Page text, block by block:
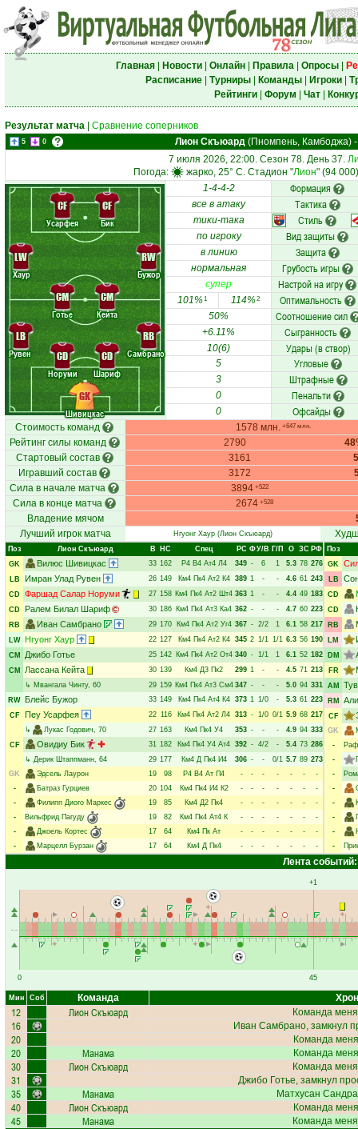
Главная| Новости| Онлайн| Правила| Опросы|
Расписание| Турниры| Команды| Игроки|
Рейтинги| Форум Чат|
Результат матча Сравнение соперников
5 0 Лион Скъюард (Пномпень, Камбоджа)
7 июля 2026, 22:00. Сезон 78. День 37.
Погода:
жарко, 25° C. Стадион "Лион" (94
Шивицкас
Рувен
Норуми
Шариф
Самбрано
Хаур
Готье Кейта
Бужор
Усарфея Бик
GK
LB
CD
CD
RB
LW
CM CM
RW
CF CF
1-4-4-2 Формация
все в атаку Тактика
тики-така Стиль
по игроку Вид защиты
в линию Защита
нормальная Грубость игры
супер Настрой на игру
101%1 114%2 Оптимальность
50% Соотношение сил
+6.11% Сыгранность
10(6) Удары (в створ)
5 Угловые
3 Штрафные
0 Пенальти
0 Офсайды
Стоимость команд 1578 млн. +647 млн.
Рейтинг силы команд 2790
Стартовый состав
3161
Игравший состав
3172
Сила в начале матча
3894 +522
Сила в конце матча 2674 +528
Владение мячом
Лучший игрок матча
Нгуонг Хаур (Лион Скъюард)
Поз Лион Скъюард В НC Спец РC ФУ/В Г/П О ЗС РФ
GK
Вилюс Шивицкас 33 162 Р4 В4 Ат4 Л4 349 - 6 1 5.3 78 276
LB
Имран Улад Рувен 26 149 Км4 Пк4 Ат2 К4 389 1 - - 4.6 61 243
CD Фаршад Салар Норуми 27 158 Км4 Пк4 Ат2 Шт4 363 1 - - 4.4 49 183
CD
Ралем Билал Шариф 30 186 Км4 Пк4 Ат3 Ка4 362 - - - 4.7 60 223
RB
Иван Самбрано 29 170 Км4 Пк4 Ат2 Уг4 367 - 2/2 1 6.1 58 217
LW Нгуонг Хаур 22 127 Км4 Пк4 Ат2 К4 345 2 1/1 1/1 6.3 56 190
CM
Джибо Готье 25 142 Км4 Пк4 Ат2 От4 340 - 1/1 1 6.1 52 182
CM
Лассана Кейта 30 139 Км4 Д3 Пк2 299 1 - - 4.5 71 213
↳ Мвангала Чинту, 60 29 159 Км4 Пк4 Ат3 См4 347 - - - 5.0 94 331
RW Блейс Бужор 33 149 Км4 Пк4 Ат4 К4 373 1 1/0 - 5.3 61 223
CF
Пеу Усарфея 22 116 Км4 Пк4 Ат2 Л4 313 - 1/0 0/1 5.9 68 217
↳
Лукас Годович, 70 27 163 Км4 Пк4 У4 353 - - - 4.9 94 333
CF
Овидиу Бик 31 182 Км4 Пк4 У4 Ат4 392 - 4/2 - 5.4 73 286
↳ Дерик Штаппманн, 64 29 177 Км4 Д Пк4 И4 306 - - 0/1 5.7 89 273
GK
Эдсель Лаурон 19 98 Р4 В4 Ат П4 - - - - - -
-
-
Батраз Гурциев 20 104 Км4 Пк4 И4 К2 - - - - - -
-
-
Филипп Диого Маркес 19 85 Км4 Д2 Пк4 - - - - - -
-
-
Вильфрид Пагуду 19 82 Км4 Пк4 Ат4 К - - - - - -
-
-
Джоель Кортес 17 64 Км4 Пк Ат - - - - - -
-
-
Марцелл Бурзан 17 64 Км4 Д Пк4 - - - - - - -
Поз
GK
LB
CD
CD
RB
LM
DM
FR
AM
RM
CF
GK
-
-
-
-
-
-
-
-
Лента событий:
0
+1
45
Мин Соб Команда
12 Лион Скъюард Команда
16 Иван Самбрано, замкнул
20 Команда
20 Манама Команда
30 Лион Скъюард Команда
31 Джибо Готье, замкнул
35 Манама Матхусан
40 Лион Скъюард Команда
45 Манама Команда